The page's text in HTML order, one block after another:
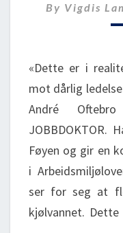
By Vigdis
«Dette er i
mot dårlig
André
JOBBDOKTOR.
Føyen og gir en
i
ser for seg at
kjølvannet.